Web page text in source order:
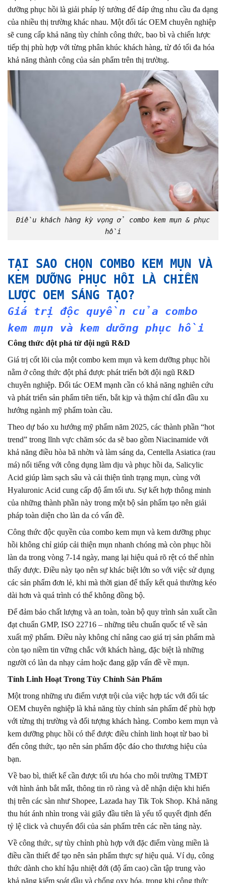
dưỡng phục hồi là giải pháp lý tưởng để đáp ứng nhu cầu đa dạng
của nhiều thị trường khác nhau. Một đối tác OEM chuyên nghiệp
sẽ cung cấp khả năng tùy chỉnh công thức, bao bì và chiến lược
tiếp thị phù hợp với từng phân khúc khách hàng, từ đó tối đa hóa
khả năng thành công của sản phẩm trên thị trường.
Điều khách hàng kỳ vọng ở combo kem mụn & phục
hồi
TẠI SAO CHỌN COMBO KEM MỤN VÀ
KEM DƯỠNG PHỤC HỒI LÀ CHIẾN
LƯỢC OEM SÁNG TẠO?
Giá trị độc quyền của combo
kem mụn và kem dưỡng phục hồi
Công thức đột phá từ đội ngũ R&D
Giá trị cốt lõi của một combo kem mụn và kem dưỡng phục hồi
nằm ở công thức đột phá được phát triển bởi đội ngũ R&D
chuyên nghiệp. Đối tác OEM mạnh cần có khả năng nghiên cứu
và phát triển sản phẩm tiên tiến, bắt kịp và thậm chí dẫn đầu xu
hướng ngành mỹ phẩm toàn cầu.
Theo dự báo xu hướng mỹ phẩm năm 2025, các thành phần “hot
trend” trong lĩnh vực chăm sóc da sẽ bao gồm Niacinamide với
khả năng điều hòa bã nhờn và làm sáng da, Centella Asiatica (rau
má) nổi tiếng với công dụng làm dịu và phục hồi da, Salicylic
Acid giúp làm sạch sâu và cải thiện tình trạng mụn, cùng với
Hyaluronic Acid cung cấp độ ẩm tối ưu. Sự kết hợp thông minh
của những thành phần này trong một bộ sản phẩm tạo nên giải
pháp toàn diện cho làn da có vấn đề.
Công thức độc quyền của combo kem mụn và kem dưỡng phục
hồi không chỉ giúp cải thiện mụn nhanh chóng mà còn phục hồi
làn da trong vòng 7-14 ngày, mang lại hiệu quả rõ rệt có thể nhìn
thấy được. Điều này tạo nên sự khác biệt lớn so với việc sử dụng
các sản phẩm đơn lẻ, khi mà thời gian để thấy kết quả thường kéo
dài hơn và quá trình có thể không đồng bộ.
Để đảm bảo chất lượng và an toàn, toàn bộ quy trình sản xuất cần
đạt chuẩn GMP, ISO 22716 – những tiêu chuẩn quốc tế về sản
xuất mỹ phẩm. Điều này không chỉ nâng cao giá trị sản phẩm mà
còn tạo niềm tin vững chắc với khách hàng, đặc biệt là những
người có làn da nhạy cảm hoặc đang gặp vấn đề về mụn.
Tính Linh Hoạt Trong Tùy Chỉnh Sản Phẩm
Một trong những ưu điểm vượt trội của việc hợp tác với đối tác
OEM chuyên nghiệp là khả năng tùy chỉnh sản phẩm để phù hợp
với từng thị trường và đối tượng khách hàng. Combo kem mụn và
kem dưỡng phục hồi có thể được điều chỉnh linh hoạt từ bao bì
đến công thức, tạo nên sản phẩm độc đáo cho thương hiệu của
bạn.
Về bao bì, thiết kế cần được tối ưu hóa cho môi trường TMĐT
với hình ảnh bắt mắt, thông tin rõ ràng và dễ nhận diện khi hiển
thị trên các sàn như Shopee, Lazada hay Tik Tok Shop. Khả năng
thu hút ánh nhìn trong vài giây đầu tiên là yếu tố quyết định đến
tỷ lệ click và chuyển đổi của sản phẩm trên các nền tảng này.
Về công thức, sự tùy chỉnh phù hợp với đặc điểm vùng miền là
điều cần thiết để tạo nên sản phẩm thực sự hiệu quả. Ví dụ, công
thức dành cho khí hậu nhiệt đới (độ ẩm cao) cần tập trung vào
khả năng kiểm soát dầu và chống oxy hóa, trong khi công thức